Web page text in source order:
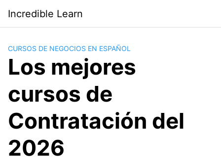
contenido
Incredible Learn
CURSOS DE NEGOCIOS EN ESPAÑOL
Los mejores
cursos de
Contratación del
2026